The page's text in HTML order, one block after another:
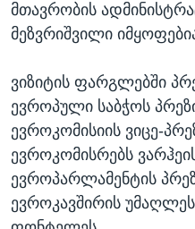
მთავრობის
მეზვრიშვილი
ვიზიტის ფარგლებში
ევროპული საბჭოს
ევროკომისიის ვიცე-
ევროკომისრებს
ევროპარლამენტის
ევროკავშირის